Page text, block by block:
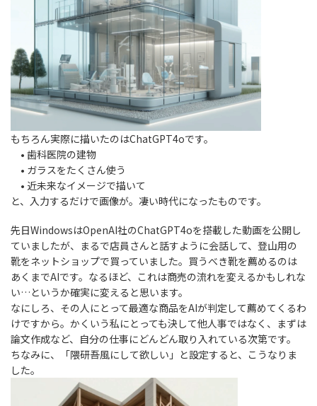
もちろん実際に描いたのはChatGPT4oです。
• 歯科医院の建物
• ガラスをたくさん使う
• 近未来なイメージで描いて
と、入力するだけで画像が。凄い時代になったものです。
先日WindowsはOpenAI社のChatGPT4oを搭載した動画を公開し
ていましたが、まるで店員さんと話すように会話して、登山用の
靴をネットショップで買っていました。買うべき靴を薦めるのは
あくまでAIです。なるほど、これは商売の流れを変えるかもしれな
い…というか確実に変えると思います。
なにしろ、その人にとって最適な商品をAIが判定して薦めてくるわ
けですから。かくいう私にとっても決して他人事ではなく、まずは
論文作成など、自分の仕事にどんどん取り入れている次第です。
ちなみに、「隈研吾風にして欲しい」と設定すると、こうなりま
した。